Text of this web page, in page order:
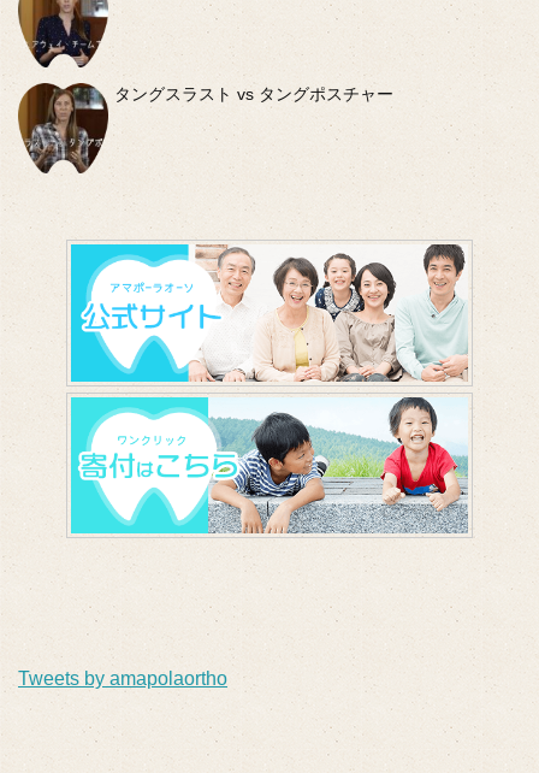
タングスラスト vs タングポスチャー
Tweets by amapolaortho